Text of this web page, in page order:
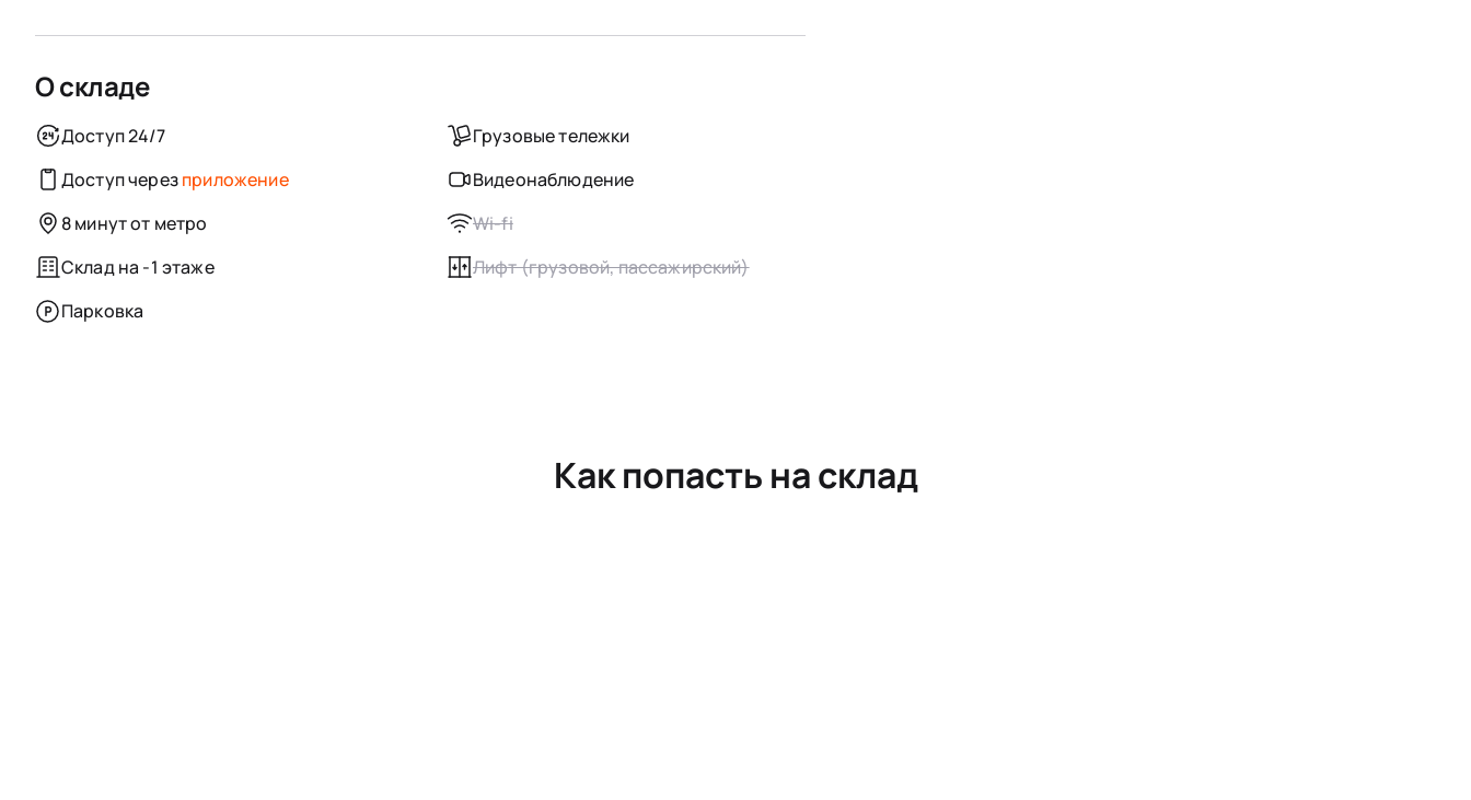
О складе
Доступ 24/7
Грузовые тележки
Доступ черезприложение
Видеонаблюдение
8 минут от метро
Wi-fi
Склад на -1 этаже
Лифт (грузовой, пассажирский)
Парковка
Как попасть на склад